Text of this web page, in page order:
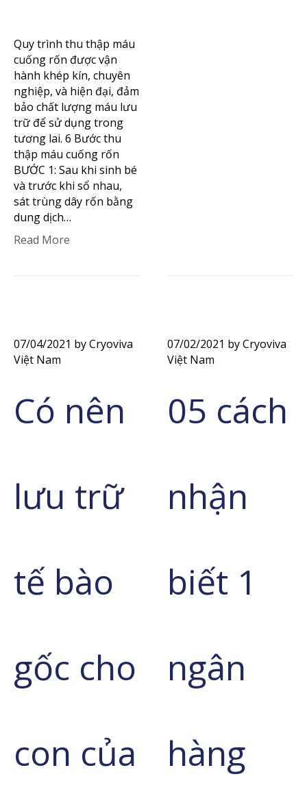
Quy trình thu thập máu
cuống rốn được vận
hành khép kín, chuyên
nghiệp, và hiện đại, đảm
bảo chất lượng máu lưu
trữ để sử dụng trong
tương lai. 6 Bước thu
thập máu cuống rốn
BƯỚC 1: Sau khi sinh bé
và trước khi sổ nhau,
sát trùng dây rốn bằng
dung dịch…
Read More
07/04/2021 by Cryoviva
Việt Nam
Có nên
lưu trữ
tế bào
gốc cho
con của
07/02/2021 by Cryoviva
Việt Nam
05 cách
nhận
biết 1
ngân
hàng